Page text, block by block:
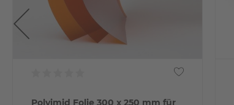
Polyimid Folie 300 x 250 mm für